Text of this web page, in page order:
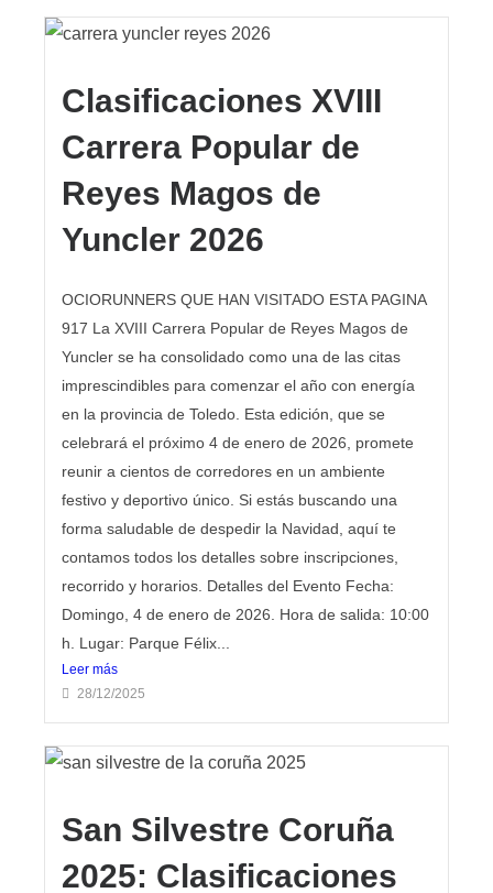
Clasificaciones XVIII
Carrera Popular de
Reyes Magos de
Yuncler 2026
OCIORUNNERS QUE HAN VISITADO ESTA PAGINA
917 La XVIII Carrera Popular de Reyes Magos de
Yuncler se ha consolidado como una de las citas
imprescindibles para comenzar el año con energía
en la provincia de Toledo. Esta edición, que se
celebrará el próximo 4 de enero de 2026, promete
reunir a cientos de corredores en un ambiente
festivo y deportivo único. Si estás buscando una
forma saludable de despedir la Navidad, aquí te
contamos todos los detalles sobre inscripciones,
recorrido y horarios. Detalles del Evento Fecha:
Domingo, 4 de enero de 2026. Hora de salida: 10:00
h. Lugar: Parque Félix...
Leer más
28/12/2025
San Silvestre Coruña
2025: Clasificaciones